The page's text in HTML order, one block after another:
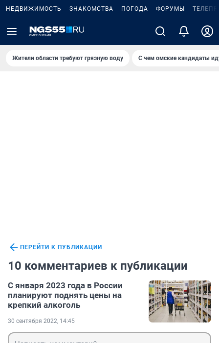
НЕДВИЖИМОСТЬ ЗНАКОМСТВА ПОГОДА ФОРУМЫ
Жители области требуют грязную воду С чем омские кандидаты
ПЕРЕЙТИ К ПУБЛИКАЦИИ
10 комментариев к публикации
С января 2023 года в России
планируют поднять цены на
крепкий алкоголь
30 сентября 2022, 14:45